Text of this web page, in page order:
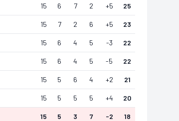
15 6 7 2 +5 25
15 7 2 6 +5 23
15 6 4 5 -3 22
15 6 4 5 -5 22
15 5 6 4 +2 21
15 5 5 5 +4 20
15 5 3 7 -2 18